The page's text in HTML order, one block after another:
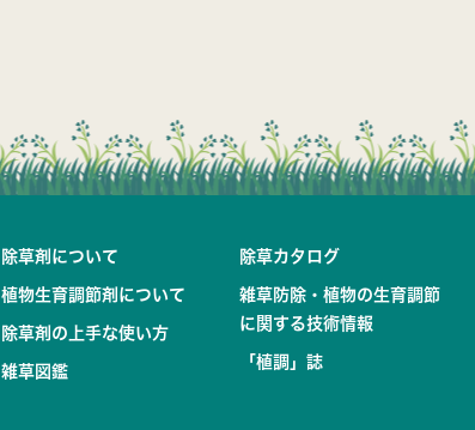
除草剤について
植物生育調節剤について
除草剤の上手な使い方
雑草図鑑
除草カタログ
雑草防除・植物の生育調節
に関する技術情報
「植調」誌